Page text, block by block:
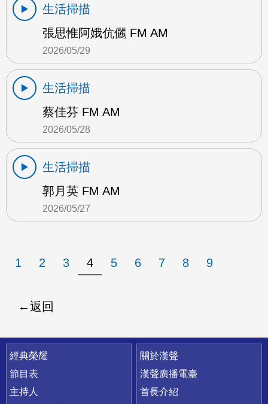
生活掃描
張思惟阿娥伉儷 FM AM
2026/05/29
生活掃描
蔡佳芬 FM AM
2026/05/28
生活掃描
郭月英 FM AM
2026/05/27
1 2 3 4 5 6 7 8 9
返回
快速連結
經典榮耀
節目表
主持人
關於漢聲
漢聲廣播電臺
首長介紹